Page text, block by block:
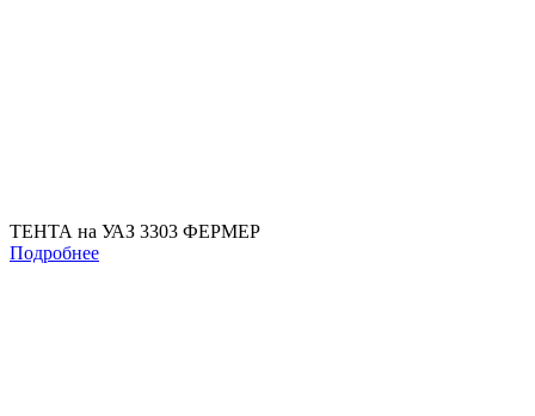
ТЕНТА на УАЗ 3303 ФЕРМЕР
Подробнее